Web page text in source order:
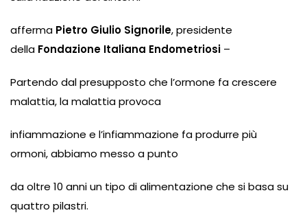
afferma Pietro Giulio Signorile, presidente
della Fondazione Italiana Endometriosi –
Partendo dal presupposto che l’ormone fa crescere
malattia, la malattia provoca
infiammazione e l’infiammazione fa produrre più
ormoni, abbiamo messo a punto
da oltre 10 anni un tipo di alimentazione che si basa su
quattro pilastri.